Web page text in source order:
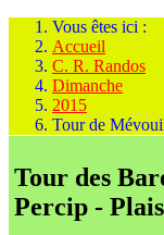
Vous êtes ici :
Accueil
C. R. Randos
Dimanche
2015
Tour de
Tour des
Percip -